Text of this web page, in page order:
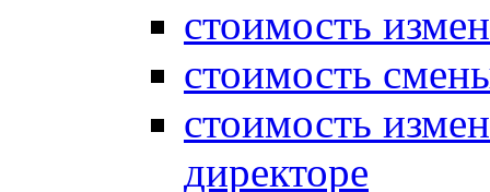
стоимость
стоимость
стоимость
директоре